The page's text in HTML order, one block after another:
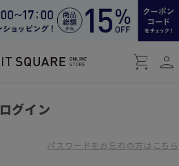
shopping_cart person
ログイン
パスワードをお忘れの方はこちら